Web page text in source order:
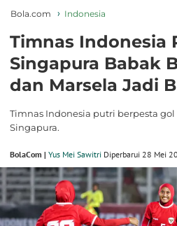
Bola.com Indonesia
Timnas Indonesia
Singapura Babak
dan Marsela Jadi
Timnas Indonesia putri berpesta
Singapura.
BolaCom | Yus Mei Sawitri Diperbarui 28 Mei